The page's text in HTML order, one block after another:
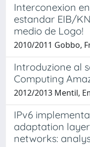
Interconexion
estandar EIB/
medio de Logo!
2010/2011 Gobbo,
Introduzione al
Computing
2012/2013 Mentil,
IPv6
adaptation
networks: